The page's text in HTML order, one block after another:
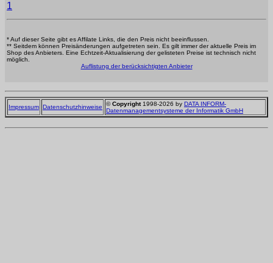
1
* Auf dieser Seite gibt es Affilate Links, die den Preis nicht beeinflussen.
** Seitdem können Preisänderungen aufgetreten sein. Es gilt immer der aktuelle Preis im
Shop des Anbieters. Eine Echtzeit-Aktualisierung der gelisteten Preise ist technisch nicht
möglich.
Auflistung der berücksichtigten Anbieter
Impressum Datenschutzhinweise ©Copyright1998-2026 by DATA INFORM-
Datenmanagementsysteme der Informatik GmbH